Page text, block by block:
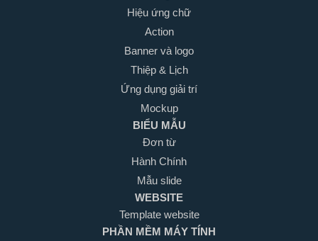
Hiệu ứng chữ
Action
Banner và logo
Thiệp & Lịch
Ứng dụng giải trí
Mockup
BIỂU MẪU
Đơn từ
Hành Chính
Mẫu slide
WEBSITE
Template website
PHẦN MỀM MÁY TÍNH